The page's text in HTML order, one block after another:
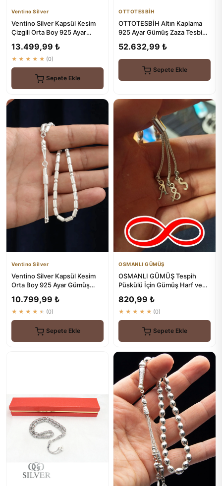
Ventino Silver
Ventino Silver Kapsül Kesim
Çizgili Orta Boy 925 Ayar
13.499,99 ₺
★★★★★ (0)
Sepete Ekle
OTTOTESBİH
OTTOTESBİH Altın Kaplama
925 Ayar Gümüş Zaza Tesbih,
52.632,99 ₺
Sepete Ekle
Ventino Silver
Ventino Silver Kapsül Kesim
Orta Boy 925 Ayar Gümüş
10.799,99 ₺
★★★★★ (0)
Sepete Ekle
OSMANLI GÜMÜŞ
OSMANLI GÜMÜŞ Tespih
Püskülü İçin Gümüş Harf ve
820,99 ₺
★★★★★ (0)
Sepete Ekle